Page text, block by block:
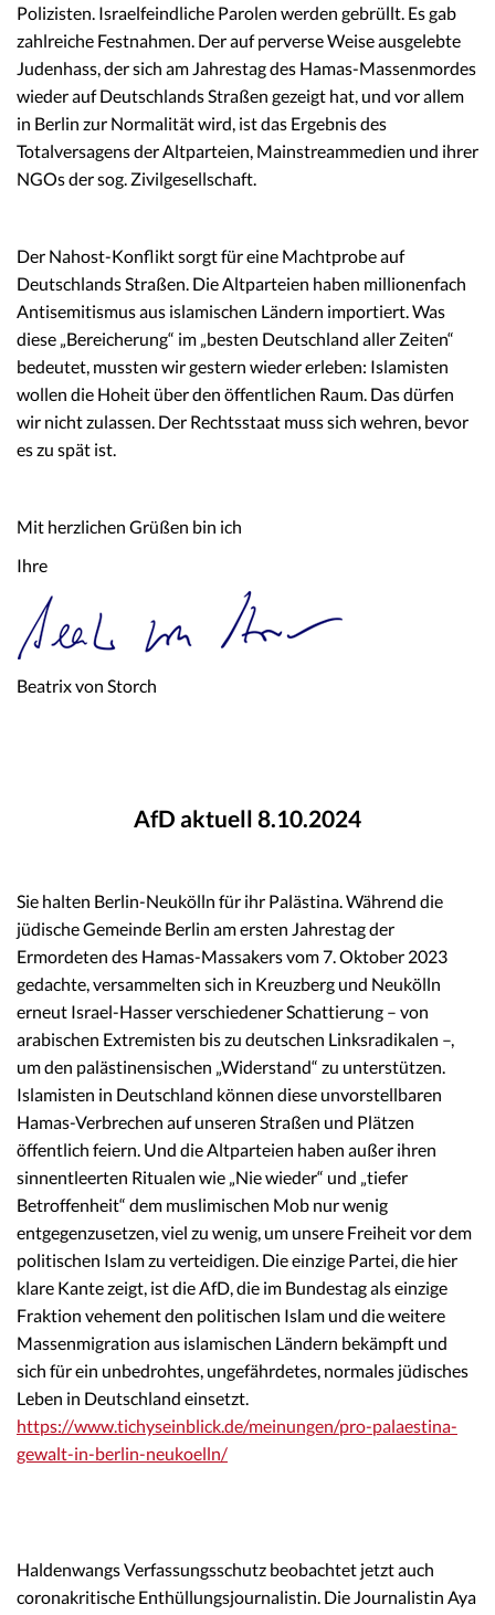
Polizisten. Israelfeindliche Parolen werden gebrüllt. Es gab
zahlreiche Festnahmen. Der auf perverse Weise ausgelebte
Judenhass, der sich am Jahrestag des Hamas-Massenmordes
wieder auf Deutschlands Straßen gezeigt hat, und vor allem
in Berlin zur Normalität wird, ist das Ergebnis des
Totalversagens der Altparteien, Mainstreammedien und ihrer
NGOs der sog. Zivilgesellschaft.
Der Nahost-Konflikt sorgt für eine Machtprobe auf
Deutschlands Straßen. Die Altparteien haben millionenfach
Antisemitismus aus islamischen Ländern importiert. Was
diese „Bereicherung“ im „besten Deutschland aller Zeiten“
bedeutet, mussten wir gestern wieder erleben: Islamisten
wollen die Hoheit über den öffentlichen Raum. Das dürfen
wir nicht zulassen. Der Rechtsstaat muss sich wehren, bevor
es zu spät ist.
Mit herzlichen Grüßen bin ich
Ihre
Beatrix von Storch
AfD aktuell 8.10.2024
Sie halten Berlin-Neukölln für ihr Palästina. Während die
jüdische Gemeinde Berlin am ersten Jahrestag der
Ermordeten des Hamas-Massakers vom 7. Oktober 2023
gedachte, versammelten sich in Kreuzberg und Neukölln
erneut Israel-Hasser verschiedener Schattierung – von
arabischen Extremisten bis zu deutschen Linksradikalen –,
um den palästinensischen „Widerstand“ zu unterstützen.
Islamisten in Deutschland können diese unvorstellbaren
Hamas-Verbrechen auf unseren Straßen und Plätzen
öffentlich feiern. Und die Altparteien haben außer ihren
sinnentleerten Ritualen wie „Nie wieder“ und „tiefer
Betroffenheit“ dem muslimischen Mob nur wenig
entgegenzusetzen, viel zu wenig, um unsere Freiheit vor dem
politischen Islam zu verteidigen. Die einzige Partei, die hier
klare Kante zeigt, ist die AfD, die im Bundestag als einzige
Fraktion vehement den politischen Islam und die weitere
Massenmigration aus islamischen Ländern bekämpft und
sich für ein unbedrohtes, ungefährdetes, normales jüdisches
Leben in Deutschland einsetzt.
https://www.tichyseinblick.de/meinungen/pro-palaestina-
gewalt-in-berlin-neukoelln/
Haldenwangs Verfassungsschutz beobachtet jetzt auch
coronakritische Enthüllungsjournalistin. Die Journalistin Aya